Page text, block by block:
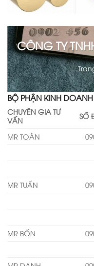
CÔNG TY
BỘ PHẬN KINH DOANH
CHUYÊN GIA TƯ
VẤN
SỐ
MR TOÀN
MR TUẤN
MR BỐN